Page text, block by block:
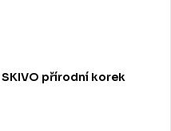
SKIVO přírodní korek